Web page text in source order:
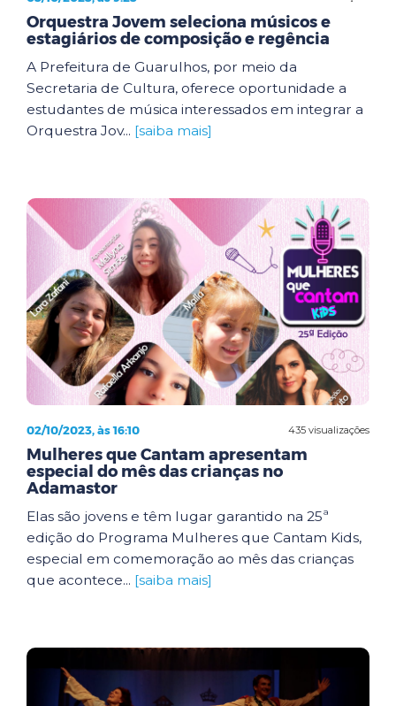
Orquestra Jovem seleciona músicos e
estagiários de composição e regência
A Prefeitura de Guarulhos, por meio da
Secretaria de Cultura, oferece oportunidade a
estudantes de música interessados em integrar a
Orquestra Jov... [saiba mais]
435 visualizações
02/10/2023, às 16:10
Mulheres que Cantam apresentam
especial do mês das crianças no
Adamastor
Elas são jovens e têm lugar garantido na 25ª
edição do Programa Mulheres que Cantam Kids,
especial em comemoração ao mês das crianças
que acontece... [saiba mais]